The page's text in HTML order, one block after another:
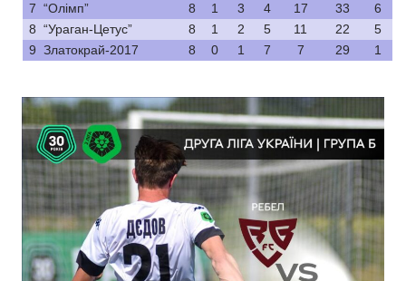
7 “Олімп” 8 1 3 4 17 33
6
8 “Ураган-Цетус” 8 1 2 5 11 22
5
9 Златокрай-2017 8 0 1 7 7 29 1